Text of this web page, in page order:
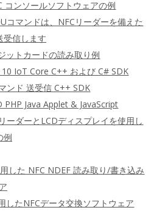
コンソールソフトウェアの例
コマンドは、NFCリーダーを備えた
受信します
ットカードの読み取り例
IoT Core C++ および C# SDK
ンド 送受信 C++ SDK
PHP Java Applet & JavaScript
ーダーとLCDディスプレイを使用し
例
した NFC NDEF 読み取り/書き込み
したNFCデータ交換ソフトウェア